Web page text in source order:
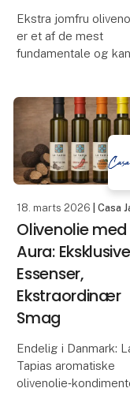
Ekstra jomfru
er et af de mest
fundamentale og
danskernes daglige
køkken. Dens
smag og
afhænger i høj grad
hvor
18. marts 2026 | Casa
Olivenolie med
Aura: Eksklusive
Essenser,
Ekstraordinær
Smag
Endelig i Danmark:
Tapias aromatiske